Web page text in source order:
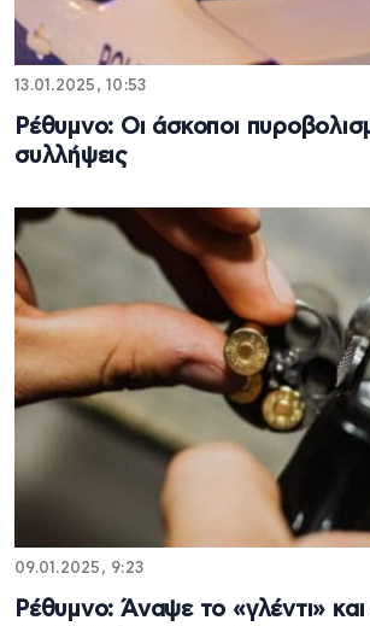
13.01.2025, 10:53
Ρέθυμνο: Οι άσκοποι
συλλήψεις
09.01.2025, 9:23
Ρέθυμνο: Άναψε το «γλέντι» και